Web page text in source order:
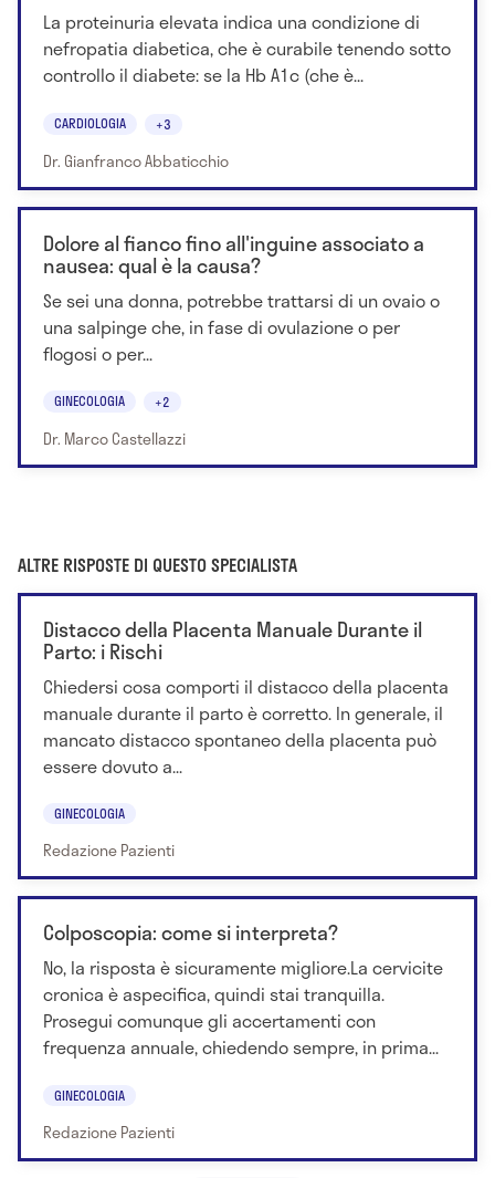
La proteinuria elevata indica una condizione di
nefropatia diabetica, che è curabile tenendo sotto
controllo il diabete: se la Hb A1c (che è...
CARDIOLOGIA +3
Dr. Gianfranco Abbaticchio
Dolore al fianco fino all'inguine associato a
nausea: qual è la causa?
Se sei una donna, potrebbe trattarsi di un ovaio o
una salpinge che, in fase di ovulazione o per
flogosi o per...
GINECOLOGIA +2
Dr. Marco Castellazzi
ALTRE RISPOSTE DI QUESTO SPECIALISTA
Distacco della Placenta Manuale Durante il
Parto: i Rischi
Chiedersi cosa comporti il distacco della placenta
manuale durante il parto è corretto. In generale, il
mancato distacco spontaneo della placenta può
essere dovuto a...
GINECOLOGIA
Redazione Pazienti
Colposcopia: come si interpreta?
No, la risposta è sicuramente migliore.La cervicite
cronica è aspecifica, quindi stai tranquilla.
Prosegui comunque gli accertamenti con
frequenza annuale, chiedendo sempre, in prima...
GINECOLOGIA
Redazione Pazienti